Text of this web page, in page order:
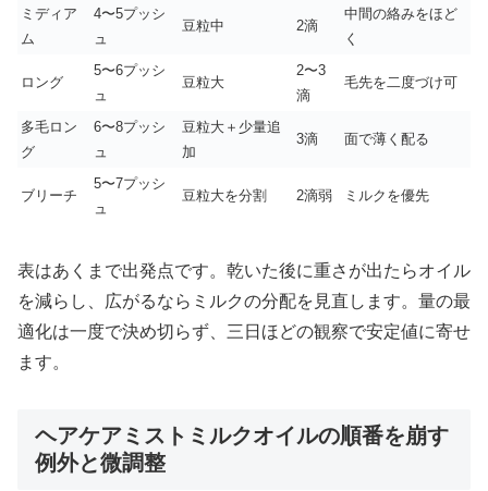
ミディア
ム
4〜5プッシ
ュ
豆粒中 2滴
中間の絡みをほど
く
ロング
5〜6プッシ
ュ
豆粒大
2〜3
滴
毛先を二度づけ可
多毛ロン
グ
6〜8プッシ
ュ
豆粒大＋少量追
加
3滴 面で薄く配る
ブリーチ
5〜7プッシ
ュ
豆粒大を分割 2滴弱 ミルクを優先
表はあくまで出発点です。乾いた後に重さが出たらオイル
を減らし、広がるならミルクの分配を見直します。量の最
適化は一度で決め切らず、三日ほどの観察で安定値に寄せ
ます。
ヘアケアミストミルクオイルの順番を崩す
例外と微調整